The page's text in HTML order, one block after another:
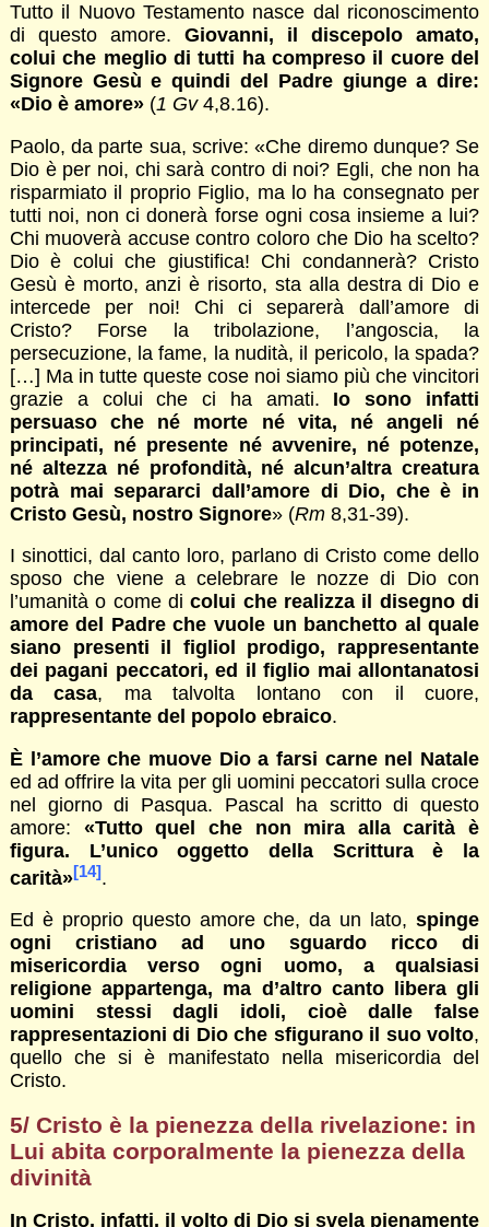
Tutto il Nuovo Testamento nasce dal riconoscimento
di questo amore. Giovanni, il discepolo amato,
colui che meglio di tutti ha compreso il cuore del
Signore Gesù e quindi del Padre giunge a dire:
«Dio è amore»(1 Gv4,8.16).
Paolo, da parte sua, scrive: «Che diremo dunque? Se
Dio è per noi, chi sarà contro di noi? Egli, che non ha
risparmiato il proprio Figlio, ma lo ha consegnato per
tutti noi, non ci donerà forse ogni cosa insieme a lui?
Chi muoverà accuse contro coloro che Dio ha scelto?
Dio è colui che giustifica! Chi condannerà? Cristo
Gesù è morto, anzi è risorto, sta alla destra di Dio e
intercede per noi! Chi ci separerà dall’amore di
Cristo? Forse la tribolazione, l’angoscia, la
persecuzione, la fame, la nudità, il pericolo, la spada?
[…] Ma in tutte queste cose noi siamo più che vincitori
grazie a colui che ci ha amati. Io sono infatti
persuaso che né morte né vita, né angeli né
principati, né presente né avvenire, né potenze,
né altezza né profondità, né alcun’altra creatura
potrà mai separarci dall’amore di Dio, che è in
Cristo Gesù, nostro Signore» (Rm8,31-39).
I sinottici, dal canto loro, parlano di Cristo come dello
sposo che viene a celebrare le nozze di Dio con
l’umanità o come dicolui che realizza il disegno di
amore del Padre che vuole un banchetto al quale
siano presenti il figliol prodigo, rappresentante
dei pagani peccatori, ed il figlio mai allontanatosi
da casa, ma talvolta lontano con il cuore,
rappresentante del popolo ebraico.
È l’amore che muove Dio a farsi carne nel Natale
ed ad offrire la vita per gli uomini peccatori sulla croce
nel giorno di Pasqua. Pascal ha scritto di questo
amore: «Tutto quel che non mira alla carità è
figura. L’unico oggetto della Scrittura è la
carità»[14].
Ed è proprio questo amore che, da un lato,spinge
ogni cristiano ad uno sguardo ricco di
misericordia verso ogni uomo, a qualsiasi
religione appartenga, ma d’altro canto libera gli
uomini stessi dagli idoli, cioè dalle false
rappresentazioni di Dio che sfigurano il suo volto,
quello che si è manifestato nella misericordia del
Cristo.
5/ Cristo è la pienezza della rivelazione: in
Lui abita corporalmente la pienezza della
divinità
In Cristo, infatti, il volto di Dio si svela pienamente